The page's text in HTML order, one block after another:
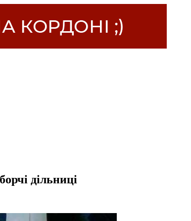
дільниці